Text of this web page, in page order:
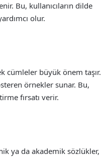
Bu, kullanıcıların dilde
olur.
cümleler büyük önem taşır.
örnekler sunar. Bu,
fırsatı verir.
ya da akademik sözlükler,